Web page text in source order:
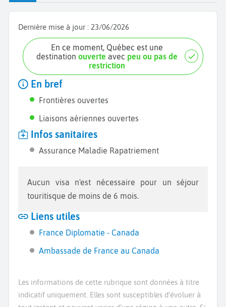
Dernière mise à jour : 23/06/2026
En ce moment, Québec est une
destinationouverte avec peu ou pas de
restriction
En bref
Frontières ouvertes
Liaisons aériennes ouvertes
Infos sanitaires
Assurance Maladie Rapatriement
Aucun visa n'est nécessaire pour un séjour
touritisque de moins de 6 mois.
Liens utiles
France Diplomatie - Canada
Ambassade de France au Canada
Les informations de cette rubrique sont données à titre
indicatif uniquement. Elles sont susceptibles d’évoluer à